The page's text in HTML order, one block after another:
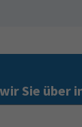
Sie über